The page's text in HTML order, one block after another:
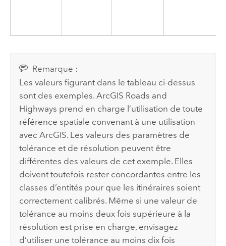
Remarque :
Les valeurs figurant dans le tableau ci-dessus
sont des exemples.ArcGIS Roads and
Highways prend en charge l’utilisation de toute
référence spatiale convenant à une utilisation
avec ArcGIS. Les valeurs des paramètres de
tolérance et de résolution peuvent être
différentes des valeurs de cet exemple. Elles
doivent toutefois rester concordantes entre les
classes d’entités pour que les itinéraires soient
correctement calibrés. Même si une valeur de
tolérance au moins deux fois supérieure à la
résolution est prise en charge, envisagez
d’utiliser une tolérance au moins dix fois